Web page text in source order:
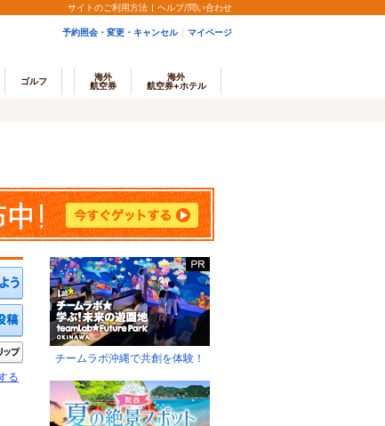
サイトのご利用方法 ヘルプ/問い合わせ
予約照会・変更・キャンセル マイページ
ゴルフ
海外
航空券
海外
航空券+ホテル
稿する写真を投稿する
い
る
チームラボ沖縄で共創を体験！